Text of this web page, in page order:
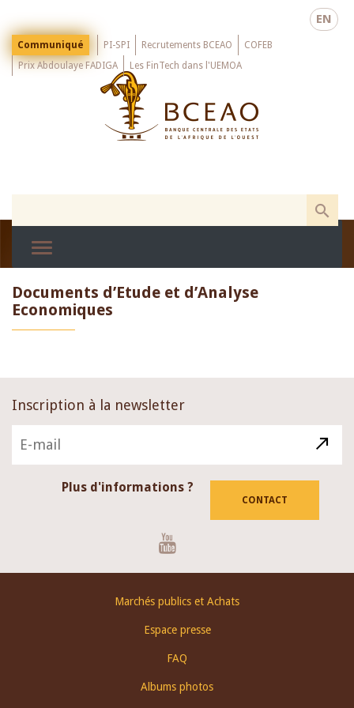
main
EN
Menu
Top
Communiqué PI-SPI Recrutements BCEAO
COFEB
Prix Abdoulaye FADIGA
Les FinTech dans l'UEMOA
Documents d’Etude et d’Analyse
Economiques
Inscription à la newsletter
Plus d'informations ?
CONTACT
Marchés publics et Achats
Espace presse
FAQ
Albums photos